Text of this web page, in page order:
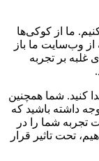
ما باز
همچنین
که
را در
قرار